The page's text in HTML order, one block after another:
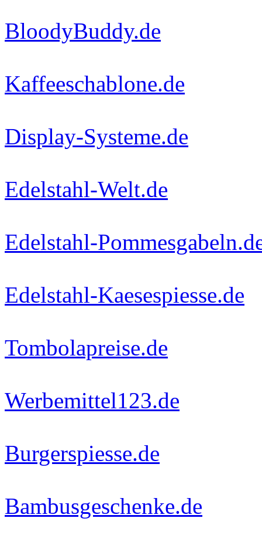
BloodyBuddy.de
Kaffeeschablone.de
Display-Systeme.de
Edelstahl-Welt.de
Edelstahl-
Edelstahl-Kaesespiesse.de
Tombolapreise.de
Werbemittel123.de
Burgerspiesse.de
Bambusgeschenke.de